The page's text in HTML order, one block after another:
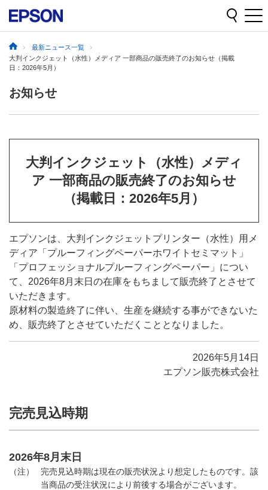
最新ニュース一覧
大判インクジェット（水性）メディア 一部商品の販売終了のお知らせ（掲載
日：2026年5月）
お知らせ
大判インクジェット（水性）メディ
ア 一部商品の販売終了のお知らせ
（掲載日：2026年5月）
エプソンは、大判インクジェットプリンター（水性）用メ
ディア「プルーフィングペーパーホワイトセミマット」
「プロフェッショナルプルーフィングペーパー」につい
て、2026年8月末日の在庫をもちまして販売終了とさせて
いただきます。
原材料の製造終了に伴い、生産を継続する事ができないた
め、販売終了とさせていただくこととなりました。
2026年5月14日
エプソン販売株式会社
完売見込時期
2026年8月末日
（注）
完売見込時期は現在の販売状況より想定したものです。該
当商品の受注状況により前後する場合がございます。